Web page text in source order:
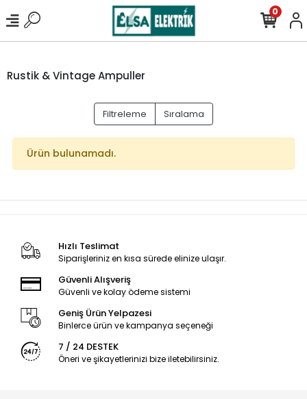
0
Rustik & Vintage Ampuller
Filtreleme Sıralama
Ürün bulunamadı.
Hızlı Teslimat
Siparişleriniz en kısa sürede elinize ulaşır.
Güvenli Alışveriş
Güvenli ve kolay ödeme sistemi
Geniş Ürün Yelpazesi
Binlerce ürün ve kampanya seçeneği
7 / 24 DESTEK
Öneri ve şikayetlerinizi bize iletebilirsiniz.